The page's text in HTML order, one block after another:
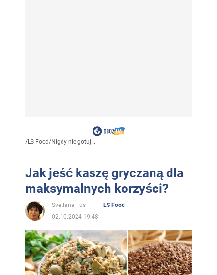
/LS Food/Nigdy nie gotuj...
Jak jeść kaszę gryczaną dla
maksymalnych korzyści?
Svetlana Fus
LS Food
02.10.2024 19:48